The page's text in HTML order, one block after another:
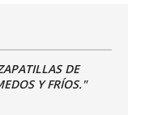
DE
Y FRÍOS."